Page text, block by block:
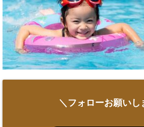
＼フォローお願いし